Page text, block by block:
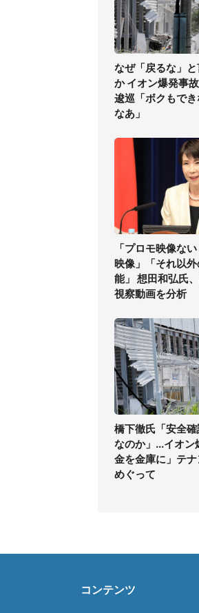
なぜ「戻るな」
か イオン爆発事
逡巡「ボクもで
なあ」
「プロモ映像な
映像」「それ以
能」 想田和弘氏
視察動画を分析
橋下徹氏「安全
なのか」...イオン
金を金庫に」テ
めぐって
コンテンツ